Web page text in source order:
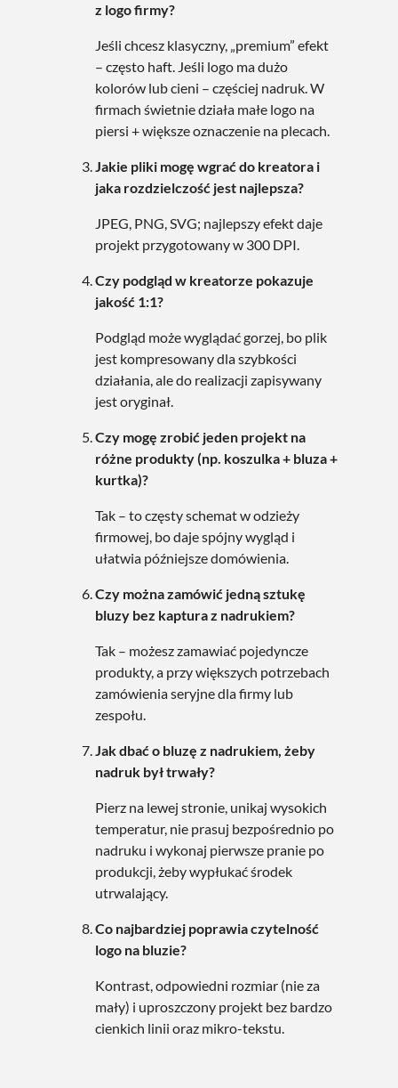
z logo firmy?
Jeśli chcesz klasyczny, „premium” efekt
– często haft. Jeśli logo ma dużo
kolorów lub cieni – częściej nadruk. W
firmach świetnie działa małe logo na
piersi + większe oznaczenie na plecach.
Jakie pliki mogę wgrać do kreatora i
jaka rozdzielczość jest najlepsza?
JPEG, PNG, SVG; najlepszy efekt daje
projekt przygotowany w 300 DPI.
Czy podgląd w kreatorze pokazuje
jakość 1:1?
Podgląd może wyglądać gorzej, bo plik
jest kompresowany dla szybkości
działania, ale do realizacji zapisywany
jest oryginał.
Czy mogę zrobić jeden projekt na
różne produkty (np. koszulka + bluza +
kurtka)?
Tak – to częsty schemat w odzieży
firmowej, bo daje spójny wygląd i
ułatwia późniejsze domówienia.
Czy można zamówić jedną sztukę
bluzy bez kaptura z nadrukiem?
Tak – możesz zamawiać pojedyncze
produkty, a przy większych potrzebach
zamówienia seryjne dla firmy lub
zespołu.
Jak dbać o bluzę z nadrukiem, żeby
nadruk był trwały?
Pierz na lewej stronie, unikaj wysokich
temperatur, nie prasuj bezpośrednio po
nadruku i wykonaj pierwsze pranie po
produkcji, żeby wypłukać środek
utrwalający.
Co najbardziej poprawia czytelność
logo na bluzie?
Kontrast, odpowiedni rozmiar (nie za
mały) i uproszczony projekt bez bardzo
cienkich linii oraz mikro-tekstu.